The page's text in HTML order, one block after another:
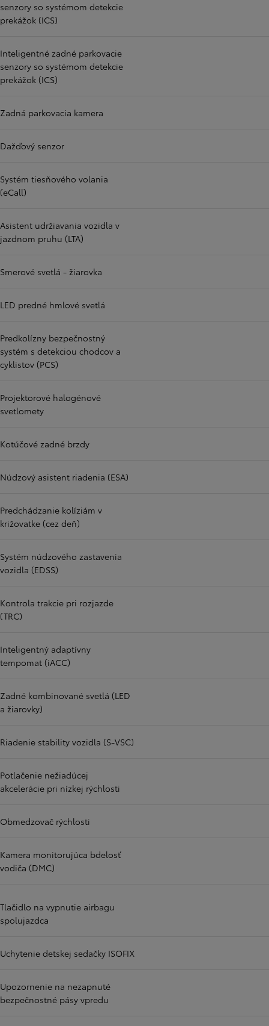
senzory so systémom detekcie
prekážok (ICS)
Inteligentné zadné parkovacie
senzory so systémom detekcie
prekážok (ICS)
Zadná parkovacia kamera
Dažďový senzor
Systém tiesňového volania
(eCall)
Asistent udržiavania vozidla v
jazdnom pruhu (LTA)
Smerové svetlá - žiarovka
LED predné hmlové svetlá
Predkolízny bezpečnostný
systém s detekciou chodcov a
cyklistov (PCS)
Projektorové halogénové
svetlomety
Kotúčové zadné brzdy
Núdzový asistent riadenia (ESA)
Predchádzanie kolíziám v
križovatke (cez deň)
Systém núdzového zastavenia
vozidla (EDSS)
Kontrola trakcie pri rozjazde
(TRC)
Inteligentný adaptívny
tempomat (iACC)
Zadné kombinované svetlá (LED
a žiarovky)
Riadenie stability vozidla (S-VSC)
Potlačenie nežiadúcej
akcelerácie pri nízkej rýchlosti
Obmedzovač rýchlosti
Kamera monitorujúca bdelosť
vodiča (DMC)
Tlačidlo na vypnutie airbagu
spolujazdca
Uchytenie detskej sedačky ISOFIX
Upozornenie na nezapnuté
bezpečnostné pásy vpredu